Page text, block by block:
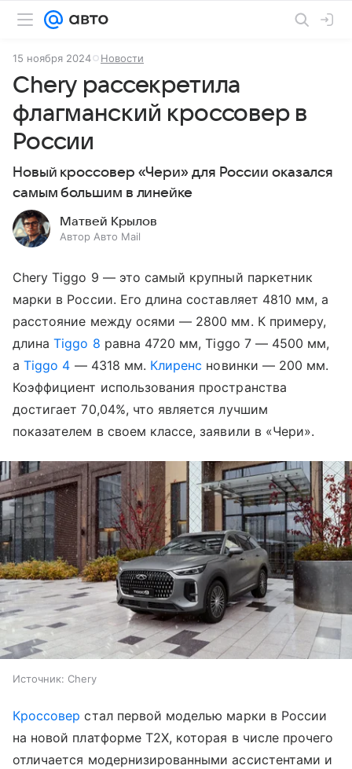
15 ноября 2024 Новости
Chery рассекретила
флагманский кроссовер в
России
Новый кроссовер «Чери» для России оказался
самым большим в линейке
Матвей Крылов
Автор Авто Mail
Chery Tiggo 9 — это самый крупный паркетник
марки в России. Его длина составляет 4810 мм, а
расстояние между осями — 2800 мм. К примеру,
длинаTiggo 8 равна 4720 мм, Tiggo 7 — 4500 мм,
аTiggo 4 — 4318 мм. Клиренс новинки — 200 мм.
Коэффициент использования пространства
достигает 70,04%, что является лучшим
показателем в своем классе, заявили в «Чери».
Источник: Chery
Кроссовер стал первой моделью марки в России
на новой платформе T2X, которая в числе прочего
отличается модернизированными ассистентами и